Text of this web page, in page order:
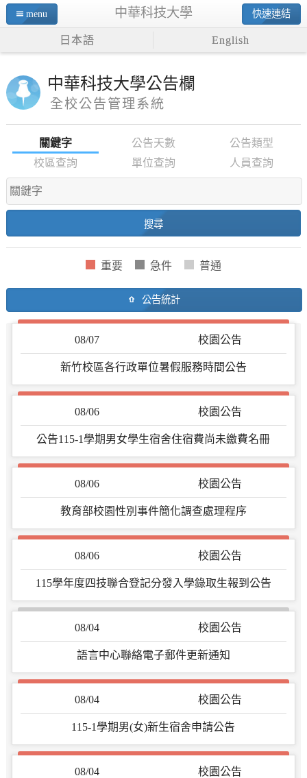
menu 中華科技大學 快速連結
日本語 English
中華科技大學公告欄
全校公告管理系統
關鍵字 公告天數
公告類型
校區查詢
單位查詢 人員查詢
公告統計
08/07 校園公告
新竹校區各行政單位暑假服務時間公告
08/06 校園公告
公告115-1學期男女學生宿舍住宿費尚未繳費名冊
08/06 校園公告
教育部校園性別事件簡化調查處理程序
08/06 校園公告
115學年度四技聯合登記分發入學錄取生報到公告
08/04 校園公告
語言中心聯絡電子郵件更新通知
08/04 校園公告
115-1學期男(女)新生宿舍申請公告
08/04 校園公告